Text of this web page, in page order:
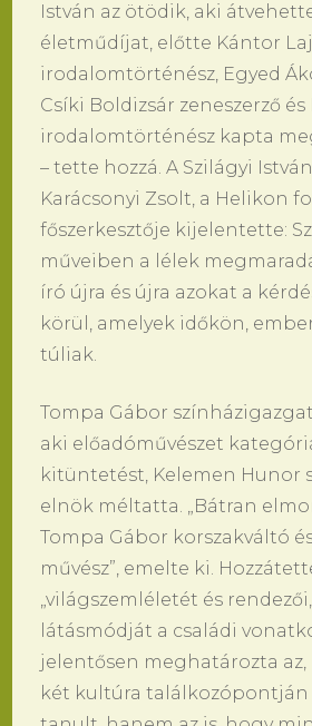
István az ötödik, aki
életműdíjat, előtte Kántor
irodalomtörténész, Egyed
Csíki Boldizsár zeneszerző és
irodalomtörténész kapta
– tette hozzá. A Szilágyi
Karácsonyi Zsolt, a Helikon
főszerkesztője kijelentette:
műveiben a lélek
író újra és újra azokat a
körül, amelyek időkön,
túliak.
Tompa Gábor
aki előadóművészet
kitüntetést, Kelemen Hunor
elnök méltatta. „Bátran
Tompa Gábor korszakváltó
művész”, emelte ki.
„világszemléletét és
látásmódját a családi
jelentősen meghatározta
két kultúra találkozópontján